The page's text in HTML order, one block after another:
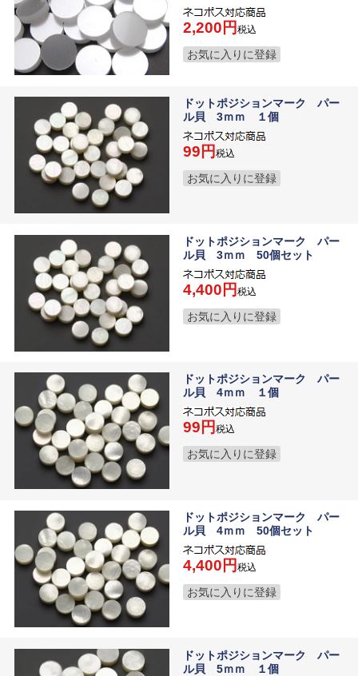
2,200 税込
お気に入りに登録
ドットポジションマーク パー
ル貝 3ｍｍ １個
99 税込
お気に入りに登録
ドットポジションマーク パー
ル貝 3ｍｍ 50個セット
4,400 税込
お気に入りに登録
ドットポジションマーク パー
ル貝 4ｍｍ １個
99 税込
お気に入りに登録
ドットポジションマーク パー
ル貝 4ｍｍ 50個セット
4,400 税込
お気に入りに登録
ドットポジションマーク パー
ル貝 5ｍｍ １個